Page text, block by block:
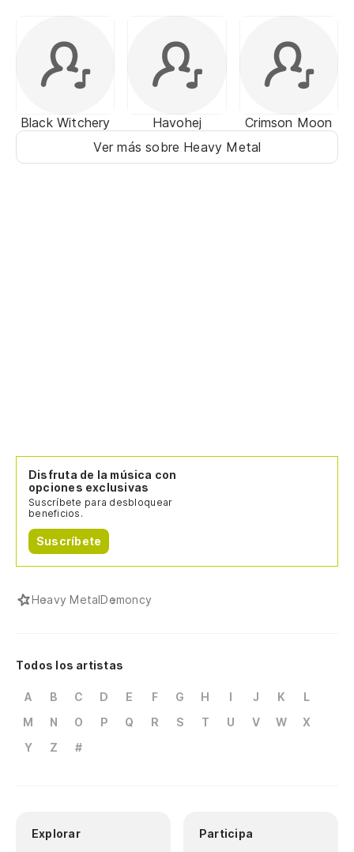
Black Witchery Havohej
Crimson Moon
Ver más sobre Heavy Metal
Disfruta de la música con
opciones exclusivas
Suscríbete para desbloquear
beneficios.
Suscríbete
Heavy MetalDemoncy
Todos los artistas
A B C D E F G H I J K
L
M
N O P Q R S T U V W
X
Y
Z #
Explorar Participa